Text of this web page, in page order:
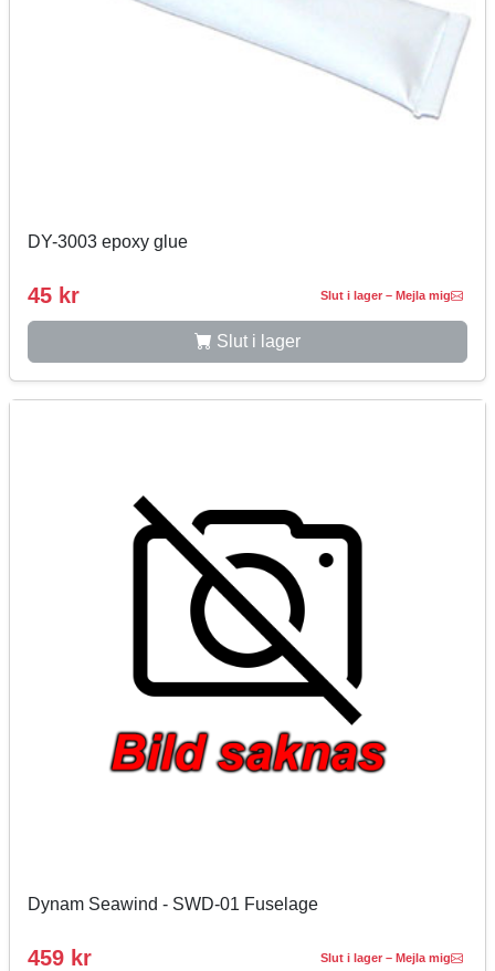
DY-3003 epoxy glue
45 kr Slut i lager – Mejla mig
Slut i lager
Dynam Seawind - SWD-01 Fuselage
459 kr Slut i lager – Mejla mig